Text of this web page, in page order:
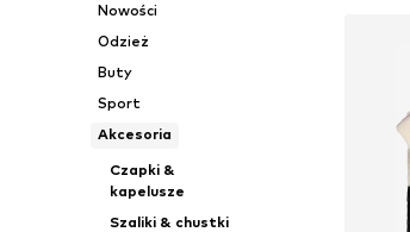
Nowości
Odzież
Buty
Sport
Akcesoria
Czapki &
kapelusze
Szaliki & chustki